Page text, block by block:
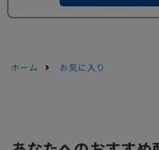
ホーム お気に入り